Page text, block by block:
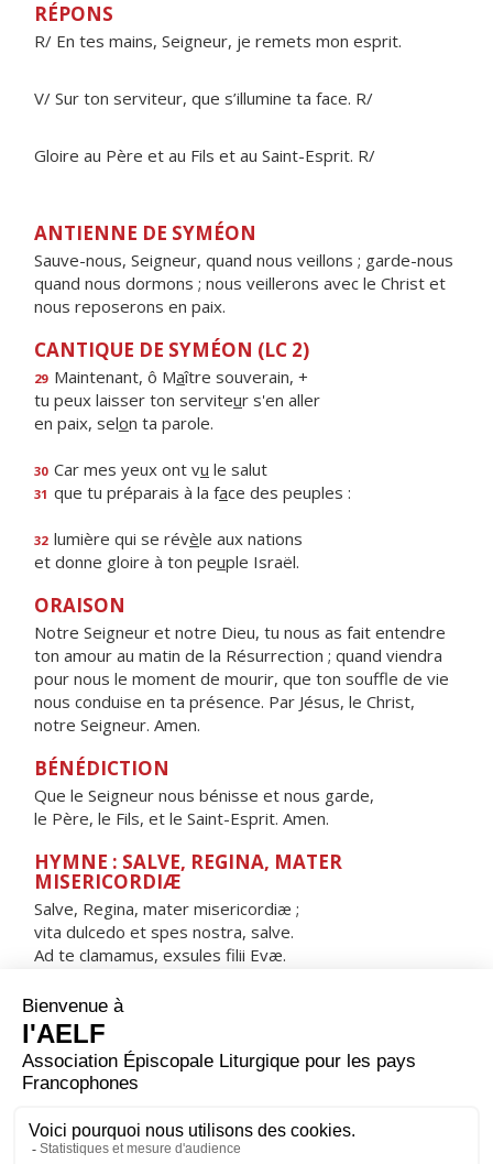
RÉPONS
R/ En tes mains, Seigneur, je remets mon esprit.
V/ Sur ton serviteur, que s’illumine ta face. R/
Gloire au Père et au Fils et au Saint-Esprit. R/
ANTIENNE DE SYMÉON
Sauve-nous, Seigneur, quand nous veillons ; garde-nous
quand nous dormons ; nous veillerons avec le Christ et
nous reposerons en paix.
CANTIQUE DE SYMÉON (LC 2)
29 Maintenant, ô Maître souverain, +
tu peux laisser ton serviteur s'en aller
en paix, selon ta parole.
30 Car mes yeux ont vu le salut
31 que tu préparais à la face des peuples :
32 lumière qui se révèle aux nations
et donne gloire à ton peuple Israël.
ORAISON
Notre Seigneur et notre Dieu, tu nous as fait entendre
ton amour au matin de la Résurrection ; quand viendra
pour nous le moment de mourir, que ton souffle de vie
nous conduise en ta présence. Par Jésus, le Christ,
notre Seigneur. Amen.
BÉNÉDICTION
Que le Seigneur nous bénisse et nous garde,
le Père, le Fils, et le Saint-Esprit. Amen.
HYMNE : SALVE, REGINA, MATER
MISERICORDIÆ
Salve, Regina, mater misericordiæ ;
vita dulcedo et spes nostra, salve.
Ad te clamamus, exsules filii Evæ.
in hac lacrimarum valle.
Eia ergo, advocata nostra,
illos tuos misericordes oculos
ad nos converte.
nobis post hoc exsilium ostende.